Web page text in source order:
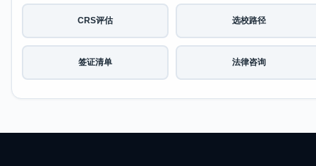
CRS评估 选校路径
签证清单 法律咨询